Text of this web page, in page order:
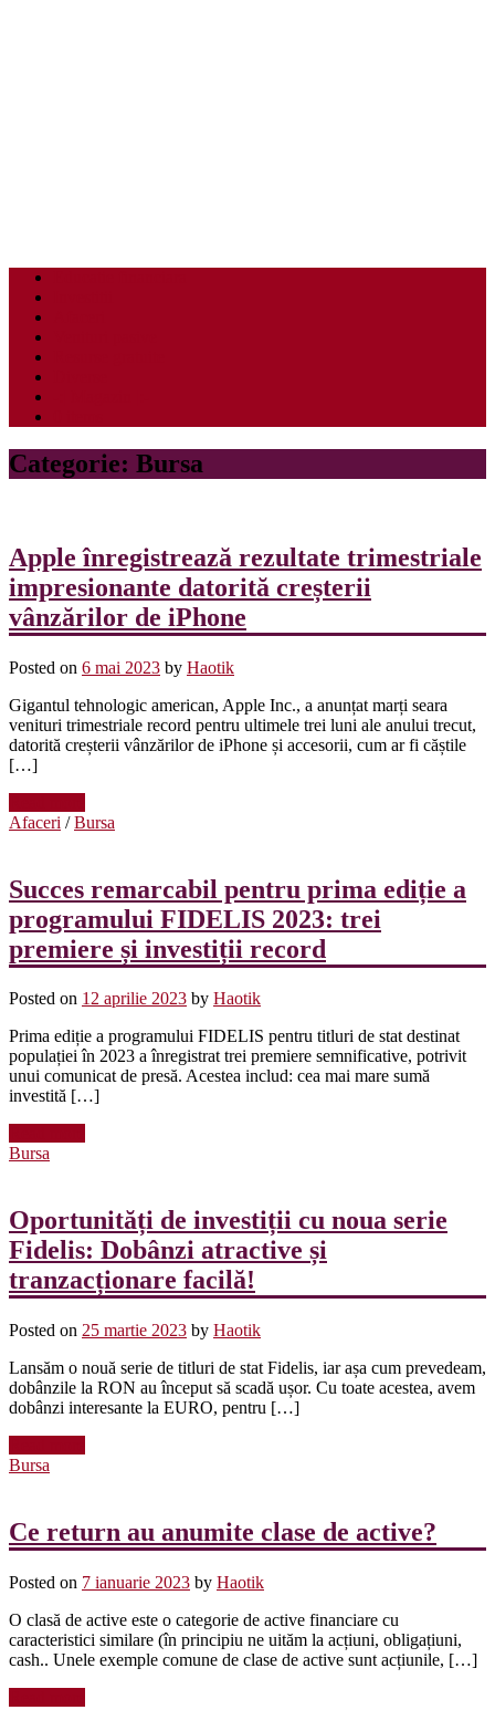
Categorie: Bursa
Apple înregistrează rezultate trimestriale
impresionante datorită creșterii
vânzărilor de iPhone
Posted on 6 mai 2023 by Haotik
Gigantul tehnologic american, Apple Inc., a anunțat marți seara
venituri trimestriale record pentru ultimele trei luni ale anului trecut,
datorită creșterii vânzărilor de iPhone și accesorii, cum ar fi căștile
[…]
Afaceri /Bursa
Succes remarcabil pentru prima ediție a
programului FIDELIS 2023: trei
premiere și investiții record
Posted on 12 aprilie 2023 by Haotik
Prima ediție a programului FIDELIS pentru titluri de stat destinat
populației în 2023 a înregistrat trei premiere semnificative, potrivit
unui comunicat de presă. Acestea includ: cea mai mare sumă
investită […]
Bursa
Oportunități de investiții cu noua serie
Fidelis: Dobânzi atractive și
tranzacționare facilă!
Posted on 25 martie 2023 by Haotik
Lansăm o nouă serie de titluri de stat Fidelis, iar așa cum prevedeam,
dobânzile la RON au început să scadă ușor. Cu toate acestea, avem
dobânzi interesante la EURO, pentru […]
Bursa
Ce return au anumite clase de active?
Posted on 7 ianuarie 2023 by Haotik
O clasă de active este o categorie de active financiare cu
caracteristici similare (în principiu ne uităm la acțiuni, obligațiuni,
cash.. Unele exemple comune de clase de active sunt acțiunile, […]